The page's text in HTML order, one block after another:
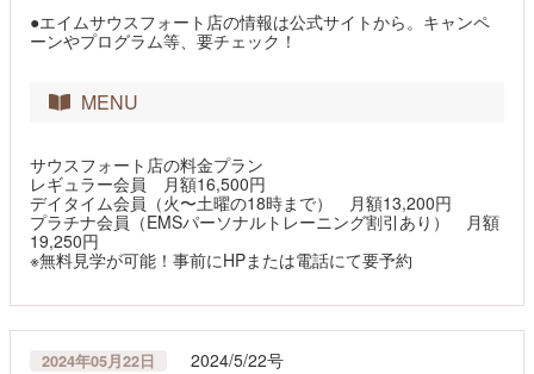
●エイムサウスフォート店の情報は公式サイトから。キャンペ
ーンやプログラム等、要チェック！
MENU
サウスフォート店の料金プラン
レギュラー会員 月額16,500円
デイタイム会員（火〜土曜の18時まで） 月額13,200円
プラチナ会員（EMSパーソナルトレーニング割引あり） 月額
19,250円
※無料見学が可能！事前にHPまたは電話にて要予約
2024年05月22日 2024/5/22号